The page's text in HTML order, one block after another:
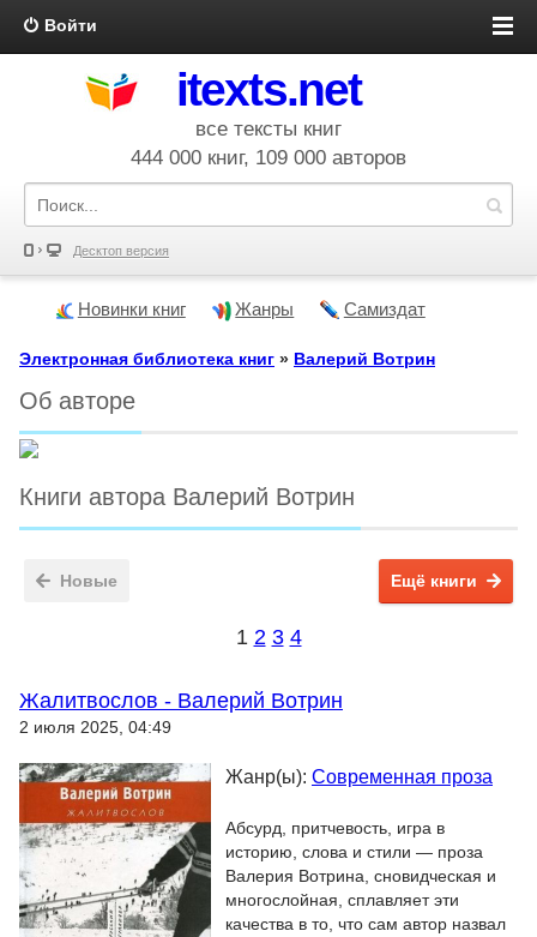
Войти
itexts.net
все тексты книг
444 000 книг, 109 000 авторов
Десктоп версия
Новинки книг Жанры Самиздат
Электронная библиотека книг » Валерий Вотрин
Об авторе
Книги автора Валерий Вотрин
Новые Ещё книги
1 2 3 4
Жалитвослов - Валерий Вотрин
2 июля 2025, 04:49
Жанр(ы): Современная проза
Абсурд, притчевость, игра в
историю, слова и стили — проза
Валерия Вотрина, сновидческая и
многослойная, сплавляет эти
качества в то, что сам автор назвал